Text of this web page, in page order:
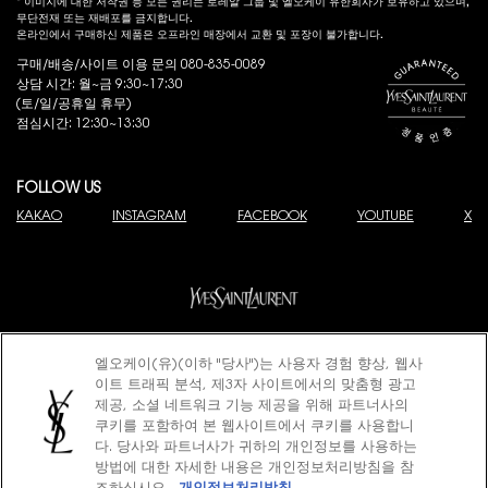
* 이미지에 대한 저작권 등 모든 권리는 로레알 그룹 및 엘오케이 유한회사가 보유하고 있으며,
무단전재 또는 재배포를 금지합니다.
온라인에서 구매하신 제품은 오프라인 매장에서 교환 및 포장이 불가합니다.
구매/배송/사이트 이용 문의 080-835-0089
상담 시간: 월~금 9:30~17:30
(토/일/공휴일 휴무)
점심시간: 12:30~13:30
FOLLOW US
KAKAO INSTAGRAM FACEBOOK YOUTUBE X
© 2025 YSL Beauty
제이피모간 체이스은행 구매안전 서비스(채무지급보증)
고객님은 안전거래를 위해 현금 결제한 금액에 대해 저희 쇼핑몰에서 가입한 제이피
모간 체이스은행 구매안전서비스(지급보증서)를 이용하실 수 있습니다.
이용약관
개인정보처리방침 쿠키정책
사업자명: 엘오케이(유) 대표: 로드리고 알바로 레벨로 피자로
사업자 등록번호: 220-81-73483
엘오케이(유)(이하 "당사")는 사용자 경험 향상, 웹사
이트 트래픽 분석, 제3자 사이트에서의 맞춤형 광고
제공, 소셜 네트워크 기능 제공을 위해 파트너사의
쿠키를 포함하여 본 웹사이트에서 쿠키를 사용합니
다. 당사와 파트너사가 귀하의 개인정보를 사용하는
방법에 대한 자세한 내용은 개인정보처리방침을 참